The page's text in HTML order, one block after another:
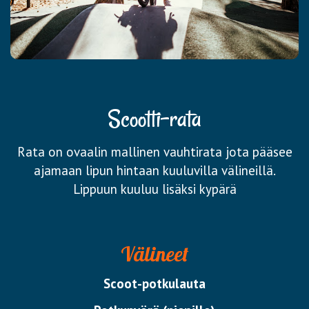
Scootti-rata
Rata on ovaalin mallinen vauhtirata jota pääsee
ajamaan lipun hintaan kuuluvilla välineillä.
Lippuun kuuluu lisäksi kypärä
Välineet
Scoot-potkulauta